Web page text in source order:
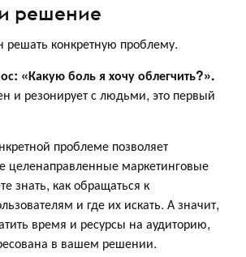
решение
решать конкретную проблему.
«Какую боль я хочу облегчить?».
и резонирует с людьми, это первый
проблеме позволяет
целенаправленные маркетинговые
знать, как обращаться к
и где их искать. А значит,
время и ресурсы на аудиторию,
в вашем решении.